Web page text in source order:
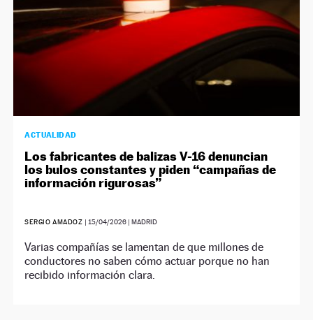
ACTUALIDAD
Los fabricantes de balizas V-16 denuncian
los bulos constantes y piden “campañas de
información rigurosas”
SERGIO AMADOZ | 15/04/2026 | MADRID
Varias compañías se lamentan de que millones de
conductores no saben cómo actuar porque no han
recibido información clara.